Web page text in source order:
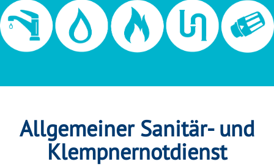
Allgemeiner Sanitär- und
Klempnernotdienst